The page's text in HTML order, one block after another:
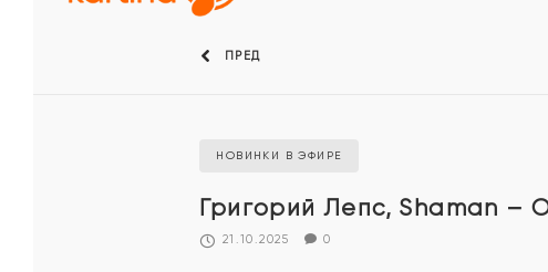
ПРЕД
НОВИНКИ В ЭФИРЕ
Григорий Лепс, Shaman –
21.10.2025 0